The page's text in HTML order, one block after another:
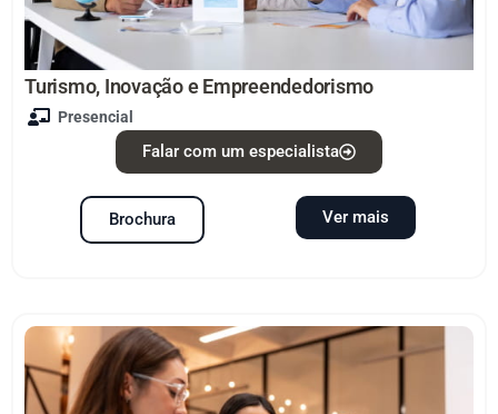
Turismo, Inovação e Empreendedorismo
Presencial
Falar com um especialista
Brochura Ver mais